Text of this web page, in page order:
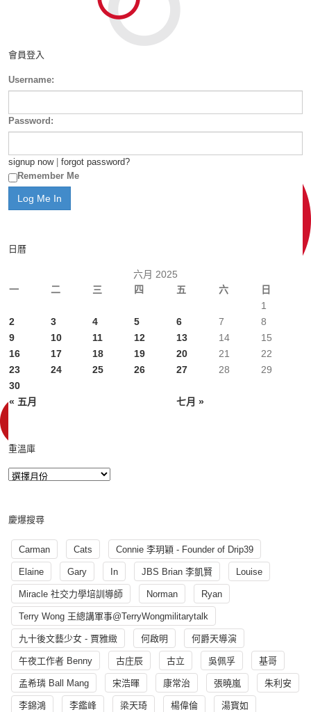
會員登入
Username:
Password:
signup now| forgot password?
Remember Me
日曆
六月 2025
一
二 三 四 五 六 日
« 五月 七月 »
1
2
3 4 5 6 7
8
9
10 11 12 13 14
15
16
17 18 19 20 21
22
23
24 25 26 27 28
29
30
重溫庫
慶爆搜尋
Carman Cats Connie 李玥穎 - Founder of Drip39
Elaine Gary In JBS Brian 李凱賢 Louise
Miracle 社交力學培訓導師 Norman Ryan
Terry Wong 王總講軍事@TerryWongmilitarytalk
九十後文藝少女 - 賈雅緻 何啟明 何爵天導演
午夜工作者 Benny 古庄辰 古立 吳佩孚 基哥
孟希璘 Ball Mang 宋浩暉 康常治 張曉嵐 朱利安
李錦鴻 李鑑峰 梁天琦 楊偉倫 湯寳如